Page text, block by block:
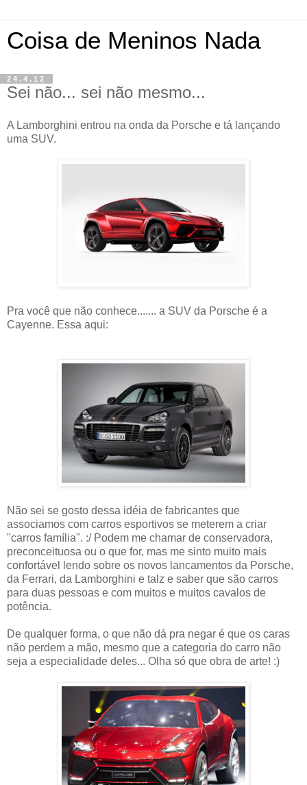
Coisa de Meninos Nada
24.4.12
Sei não... sei não mesmo...
A Lamborghini entrou na onda da Porsche e tá lançando
uma SUV.
Pra você que não conhece....... a SUV da Porsche é a
Cayenne. Essa aqui:
Não sei se gosto dessa idéia de fabricantes que
associamos com carros esportivos se meterem a criar
"carros família". :/ Podem me chamar de conservadora,
preconceituosa ou o que for, mas me sinto muito mais
confortável lendo sobre os novos lancamentos da Porsche,
da Ferrari, da Lamborghini e talz e saber que são carros
para duas pessoas e com muitos e muitos cavalos de
potência.
De qualquer forma, o que não dá pra negar é que os caras
não perdem a mão, mesmo que a categoria do carro não
seja a especialidade deles... Olha só que obra de arte! :)